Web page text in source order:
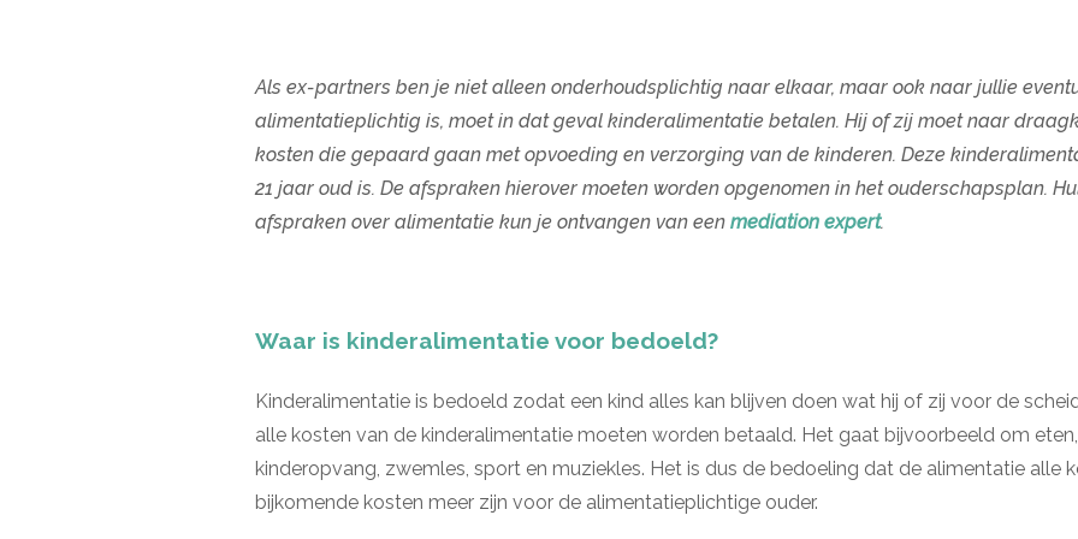
Als ex-partners ben je niet alleen onderhoudsplichtig naar elkaar, maar ook naar jullie
alimentatieplichtig is, moet in dat geval kinderalimentatie betalen. Hij of zij moet naar
kosten die gepaard gaan met opvoeding en verzorging van de kinderen. Deze
21 jaar oud is. De afspraken hierover moeten worden opgenomen in het ouderschapsplan.
afspraken over alimentatie kun je ontvangen van een mediation expert.
Waar is kinderalimentatie voor bedoeld?
Kinderalimentatie is bedoeld zodat een kind alles kan blijven doen wat hij of zij voor de
alle kosten van de kinderalimentatie moeten worden betaald. Het gaat bijvoorbeeld om
kinderopvang, zwemles, sport en muziekles. Het is dus de bedoeling dat de alimentatie alle
bijkomende kosten meer zijn voor de alimentatieplichtige ouder.